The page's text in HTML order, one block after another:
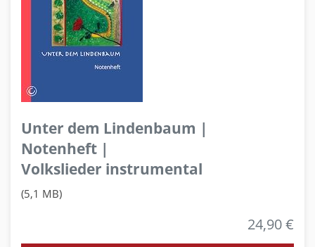
Unter dem Lindenbaum |
Notenheft |
Volkslieder instrumental
(5,1 MB)
24,90 €